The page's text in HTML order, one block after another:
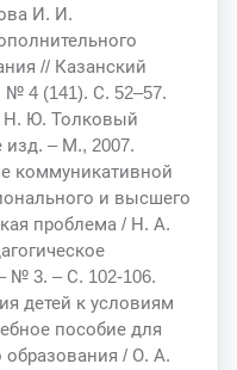
И. И.
// Казанский
№ 4 (141). С. 52–57.
Н. Ю. Толковый
изд. – М., 2007.
коммуникативной
и высшего
проблема / Н. А.
№ 3. – С. 102-106.
детей к условиям
пособие для
образования / О. А.